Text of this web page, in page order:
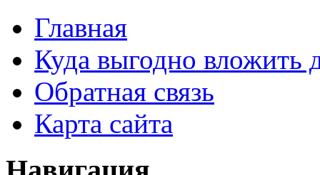
Главная
Куда выгодно вложить
Обратная связь
Карта сайта